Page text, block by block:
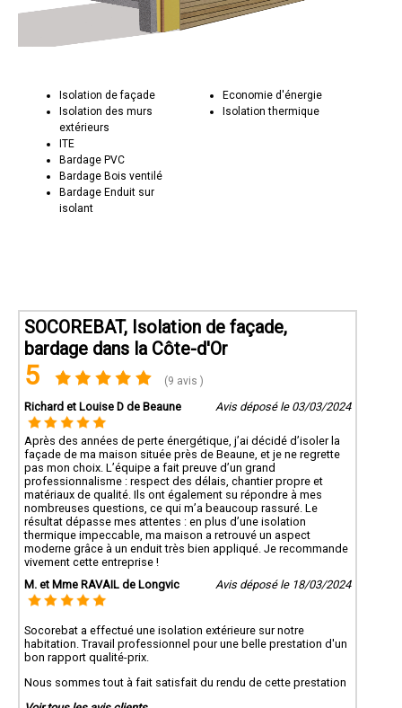
Isolation de façade
Isolation des murs
extérieurs
ITE
Bardage PVC
Bardage Bois ventilé
Bardage Enduit sur
isolant
Economie d'énergie
Isolation thermique
SOCOREBAT, Isolation de façade,
bardage dans la Côte-d'Or
5 (9 avis )
Richard et Louise D de Beaune Avis déposé le 03/03/2024
Après des années de perte énergétique, j’ai décidé d’isoler la
façade de ma maison située près de Beaune, et je ne regrette
pas mon choix. L’équipe a fait preuve d’un grand
professionnalisme : respect des délais, chantier propre et
matériaux de qualité. Ils ont également su répondre à mes
nombreuses questions, ce qui m’a beaucoup rassuré. Le
résultat dépasse mes attentes : en plus d’une isolation
thermique impeccable, ma maison a retrouvé un aspect
moderne grâce à un enduit très bien appliqué. Je recommande
vivement cette entreprise !
M. et Mme RAVAIL de Longvic
Avis déposé le 18/03/2024
Socorebat a effectué une isolation extérieure sur notre
habitation. Travail professionnel pour une belle prestation d'un
bon rapport qualité-prix.
Nous sommes tout à fait satisfait du rendu de cette prestation